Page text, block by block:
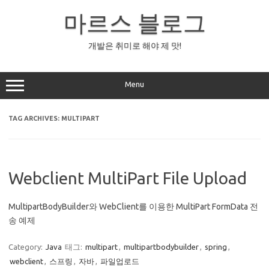
마르스 블로그
개발은 취미로 해야 제 맛!
Menu
TAG ARCHIVES: MULTIPART
Webclient MultiPart File Upload
MultipartBodyBuilder와 WebClient를 이용한 MultiPart FormData 전
송 예제
Category: Java 태그: multipart, multipartbodybuilder, spring ,
webclient, 스프링 , 자바, 파일업로드